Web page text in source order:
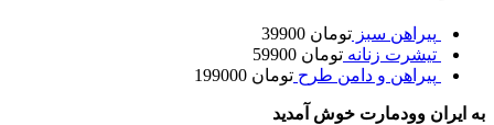
پیراهن سبز تومان
تیشرت زنانه تومان
پیراهن و دامن طرح تومان
به ایران وودمارت خوش آمدید